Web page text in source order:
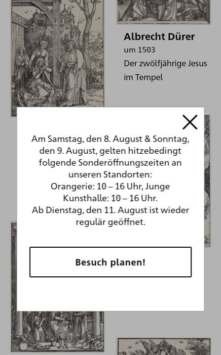
Albrecht Dürer
um 1503
Der zwölfjährige Jesus
im Tempel
vor 1506
Christus nimmt
Abschied von seiner
Albrecht Dürer
Am Samstag, den 8. August & Sonntag,
den 9. August, gelten hitzebedingt
folgende Sonderöffnungszeiten an
unseren Standorten:
Orangerie: 10 – 16 Uhr, Junge
Kunsthalle: 10 – 16 Uhr.
Ab Dienstag, den 11. August ist wieder
regulär geöffnet.
Besuch planen!